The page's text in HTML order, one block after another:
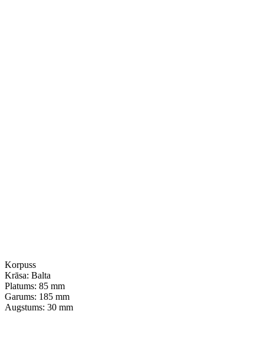
Korpuss
Krāsa: Balta
Platums: 85 mm
Garums: 185 mm
Augstums: 30 mm